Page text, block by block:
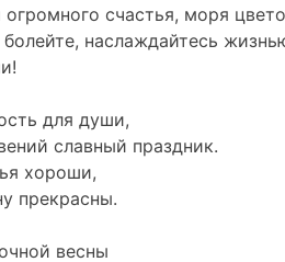
счастья, моря
наслаждайтесь
для души,
славный праздник.
хороши,
прекрасны.
весны